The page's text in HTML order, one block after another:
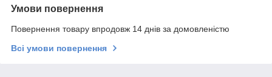
Умови повернення
Повернення товару впродовж 14 днів за домовленістю
Всі умови повернення